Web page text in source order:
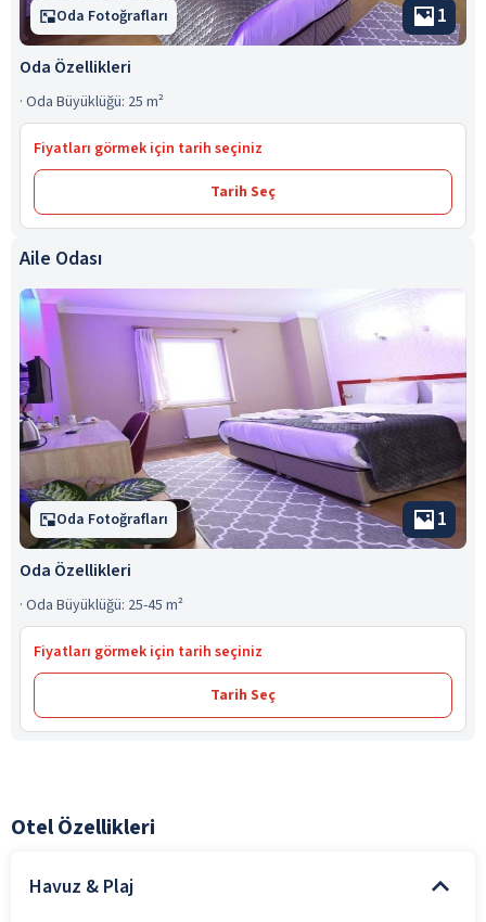
Oda Fotoğrafları 1
Oda Özellikleri
· Oda Büyüklüğü: 25 m²
Fiyatları görmek için tarih seçiniz
Tarih Seç
Aile Odası
Oda Fotoğrafları 1
Oda Özellikleri
· Oda Büyüklüğü: 25-45 m²
Fiyatları görmek için tarih seçiniz
Tarih Seç
Otel Özellikleri
Havuz & Plaj